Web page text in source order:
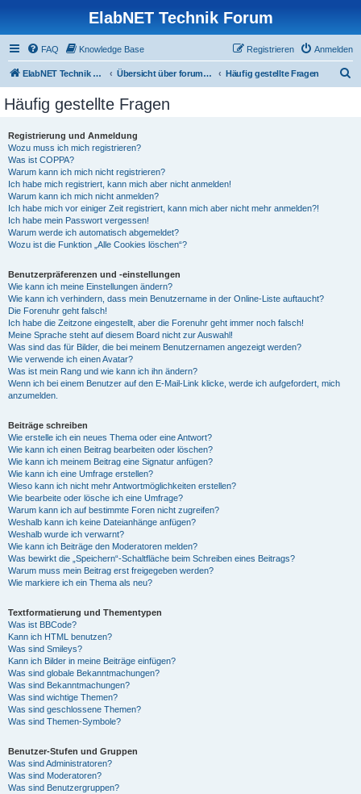
ElabNET Technik Forum
FAQ Knowledge Base Anmelden
Registrieren
ElabNET Technik Forum Übersicht über forum.timberwolf.io Häufig gestellte Fragen
Häufig gestellte Fragen
Registrierung und Anmeldung
Wozu muss ich mich registrieren?
Was ist COPPA?
Warum kann ich mich nicht registrieren?
Ich habe mich registriert, kann mich aber nicht anmelden!
Warum kann ich mich nicht anmelden?
Ich habe mich vor einiger Zeit registriert, kann mich aber nicht mehr anmelden?!
Ich habe mein Passwort vergessen!
Warum werde ich automatisch abgemeldet?
Wozu ist die Funktion „Alle Cookies löschen“?
Benutzerpräferenzen und -einstellungen
Wie kann ich meine Einstellungen ändern?
Wie kann ich verhindern, dass mein Benutzername in der Online-Liste auftaucht?
Die Forenuhr geht falsch!
Ich habe die Zeitzone eingestellt, aber die Forenuhr geht immer noch falsch!
Meine Sprache steht auf diesem Board nicht zur Auswahl!
Was sind das für Bilder, die bei meinem Benutzernamen angezeigt werden?
Wie verwende ich einen Avatar?
Was ist mein Rang und wie kann ich ihn ändern?
Wenn ich bei einem Benutzer auf den E-Mail-Link klicke, werde ich aufgefordert, mich
anzumelden.
Beiträge schreiben
Wie erstelle ich ein neues Thema oder eine Antwort?
Wie kann ich einen Beitrag bearbeiten oder löschen?
Wie kann ich meinem Beitrag eine Signatur anfügen?
Wie kann ich eine Umfrage erstellen?
Wieso kann ich nicht mehr Antwortmöglichkeiten erstellen?
Wie bearbeite oder lösche ich eine Umfrage?
Warum kann ich auf bestimmte Foren nicht zugreifen?
Weshalb kann ich keine Dateianhänge anfügen?
Weshalb wurde ich verwarnt?
Wie kann ich Beiträge den Moderatoren melden?
Was bewirkt die „Speichern“-Schaltfläche beim Schreiben eines Beitrags?
Warum muss mein Beitrag erst freigegeben werden?
Wie markiere ich ein Thema als neu?
Textformatierung und Thementypen
Was ist BBCode?
Kann ich HTML benutzen?
Was sind Smileys?
Kann ich Bilder in meine Beiträge einfügen?
Was sind globale Bekanntmachungen?
Was sind Bekanntmachungen?
Was sind wichtige Themen?
Was sind geschlossene Themen?
Was sind Themen-Symbole?
Benutzer-Stufen und Gruppen
Was sind Administratoren?
Was sind Moderatoren?
Was sind Benutzergruppen?